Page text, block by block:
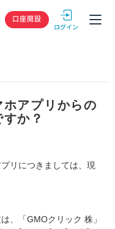
GMOクリック
口座開設
ホアプリからの
か？
リにつきましては、現
、「GMOクリック 株」